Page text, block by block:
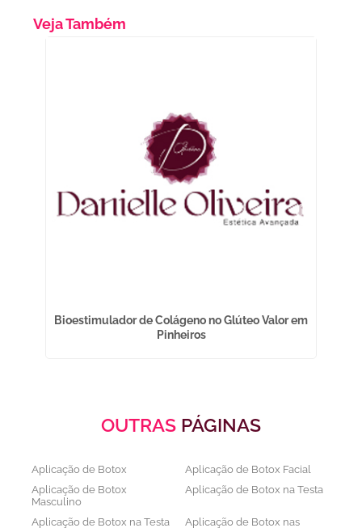
Veja Também
Bioestimulador de Colágeno no Glúteo Valor em
Pinheiros
OUTRAS PÁGINAS
Aplicação de Botox
Aplicação de Botox Facial
Aplicação de Botox
Masculino
Aplicação de Botox na Testa
Aplicação de Botox na Testa
Aplicação de Botox nas